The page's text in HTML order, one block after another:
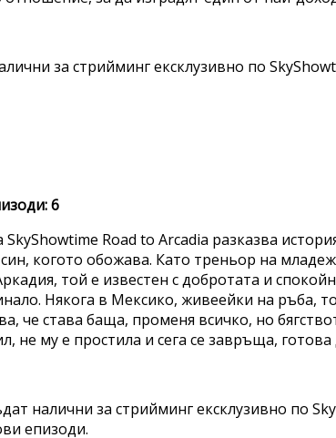
за стрийминг ексклузивно по
6
Road to Arcadia разказва
когото обожава. Като треньор на
той е известен с добротата и
Някога в Мексико, живеейки на ръба,
че става баща, променя всичко, но
не му е простила и сега се завръща,
налични за стрийминг ексклузивно по
епизоди.